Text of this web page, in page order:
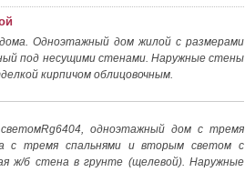
Одноэтажный дом жилой с размерами
под несущими стенами. Наружные стены
кирпичом облицовочным.
одноэтажный дом с тремя
с тремя спальнями и вторым светом с
ж/б стена в грунте (щелевой). Наружные